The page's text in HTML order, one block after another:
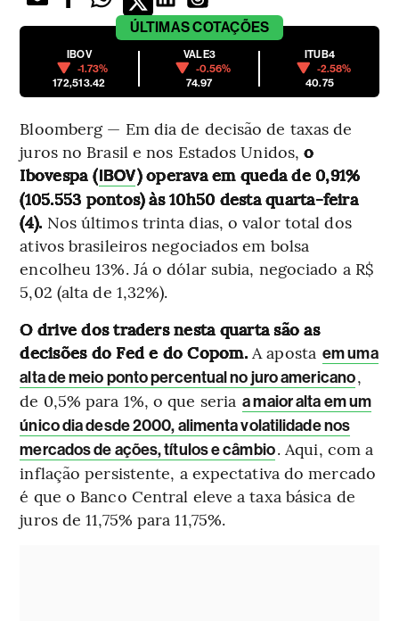
ÚLTIMASCOTAÇÕES
IBOV
-1.73%
172,513.42
VALE3
-0.56%
74.97
ITUB4
-2.58%
40.75
Bloomberg — Em dia de decisão de taxas de
juros no Brasil e nos Estados Unidos,o
Ibovespa (IBOV) operava em queda de 0,91%
(105.553 pontos) às 10h50 desta quarta-feira
(4). Nos últimos trinta dias, o valor total dos
ativos brasileiros negociados em bolsa
encolheu 13%. Já o dólar subia, negociado a R$
5,02 (alta de 1,32%).
O drive dos traders nesta quarta são as
decisões do Fed e do Copom. A aposta em uma
alta de meio ponto percentual no juro americano,
de 0,5% para 1%, o que seria a maior alta em um
único dia desde 2000, alimenta volatilidade nos
mercados de ações, títulos e câmbio. Aqui, com a
inflação persistente, a expectativa do mercado
é que o Banco Central eleve a taxa básica de
juros de 11,75% para 11,75%.